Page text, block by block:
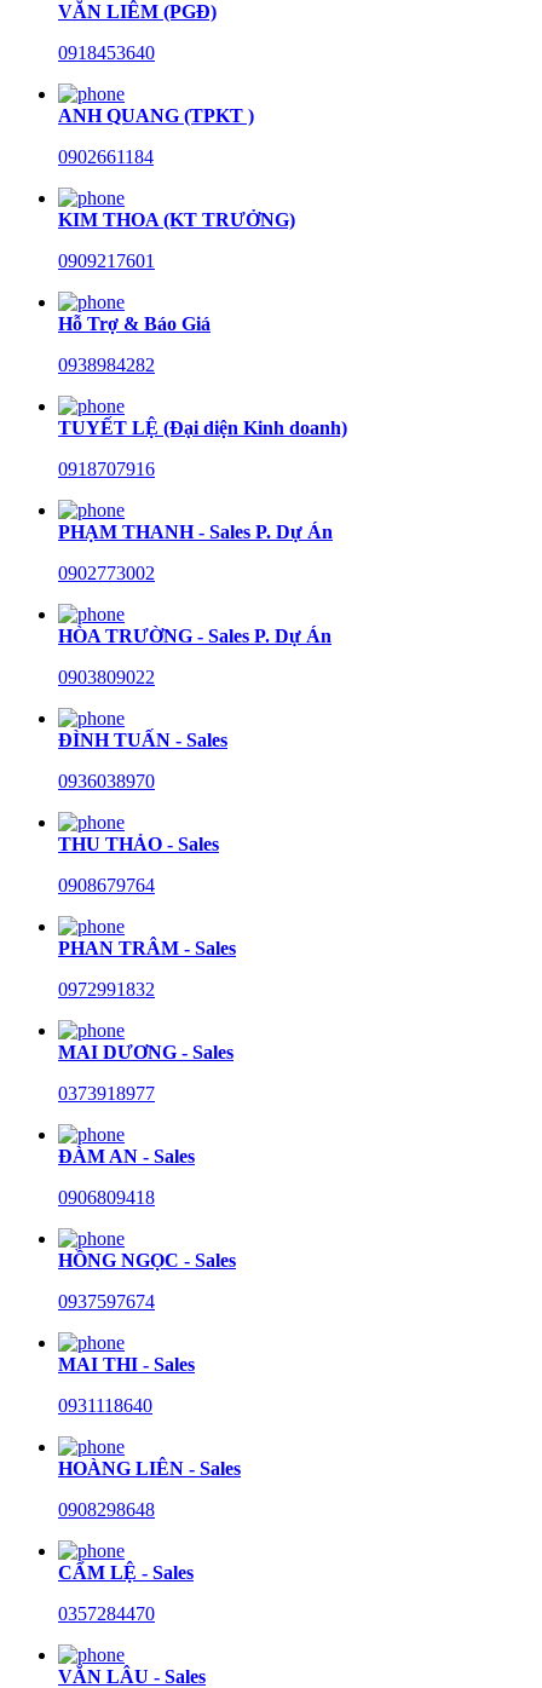
VĂN LIÊM (PGĐ)
0918453640
ANH QUANG (TPKT )
0902661184
KIM THOA (KT TRƯỞNG)
0909217601
Hỗ Trợ & Báo Giá
0938984282
TUYẾT LỆ (Đại diện Kinh doanh)
0918707916
PHẠM THANH - Sales P. Dự Án
0902773002
HÒA TRƯỜNG - Sales P. Dự Án
0903809022
ĐÌNH TUẤN - Sales
0936038970
THU THẢO - Sales
0908679764
PHAN TRÂM - Sales
0972991832
MAI DƯƠNG - Sales
0373918977
ĐÀM AN - Sales
0906809418
HỒNG NGỌC - Sales
0937597674
MAI THI - Sales
0931118640
HOÀNG LIÊN - Sales
0908298648
CẨM LỆ - Sales
0357284470
VĂN LÂU - Sales